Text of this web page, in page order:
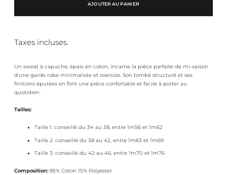
AJOUTER AU PANIER
Taxes incluses.
Un sweat à capuche, épais en coton, incarne la pièce parfaite de mi-saison
d'une garde robe minimaliste et oversize. Son tombé structuré et ses
finitions épurées en font une pièce confortable et facile à porter au
quotidien.
Tailles:
Taille 1: conseillé du 34 au 38, entre 1m56 et 1m62
Taille 2: conseillé du 38 au 42, entre 1m63 et 1m69
Taille 3: conseillé du 42 au 46, entre 1m70 et 1m76
Composition: 85% Coton 15% Polyester